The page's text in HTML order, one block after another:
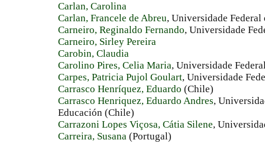
Carlan, Carolina
Carlan, Francele de Abreu, Universidade
Carneiro, Reginaldo Fernando, Universidade
Carneiro, Sirley Pereira
Carobin, Claudia
Carolino Pires, Celia Maria, Universidade
Carpes, Patricia Pujol Goulart, Universidade
Carrasco Henríquez, Eduardo (Chile)
Carrasco Henriquez, Eduardo Andres,
Educación (Chile)
Carrazoni Lopes Viçosa, Cátia Silene,
Carreira, Susana (Portugal)